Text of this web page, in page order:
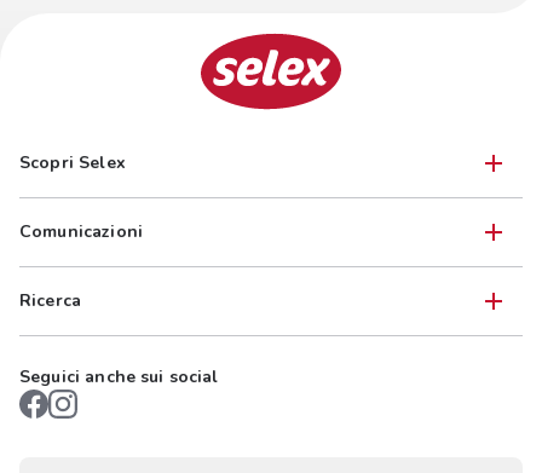
Scopri Selex
Comunicazioni
Ricerca
Seguici anche sui social